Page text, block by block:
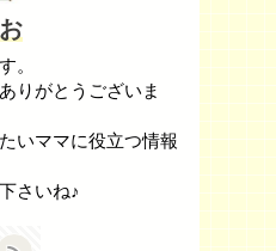
。
りがとうございま
いママに役立つ情報
さいね♪